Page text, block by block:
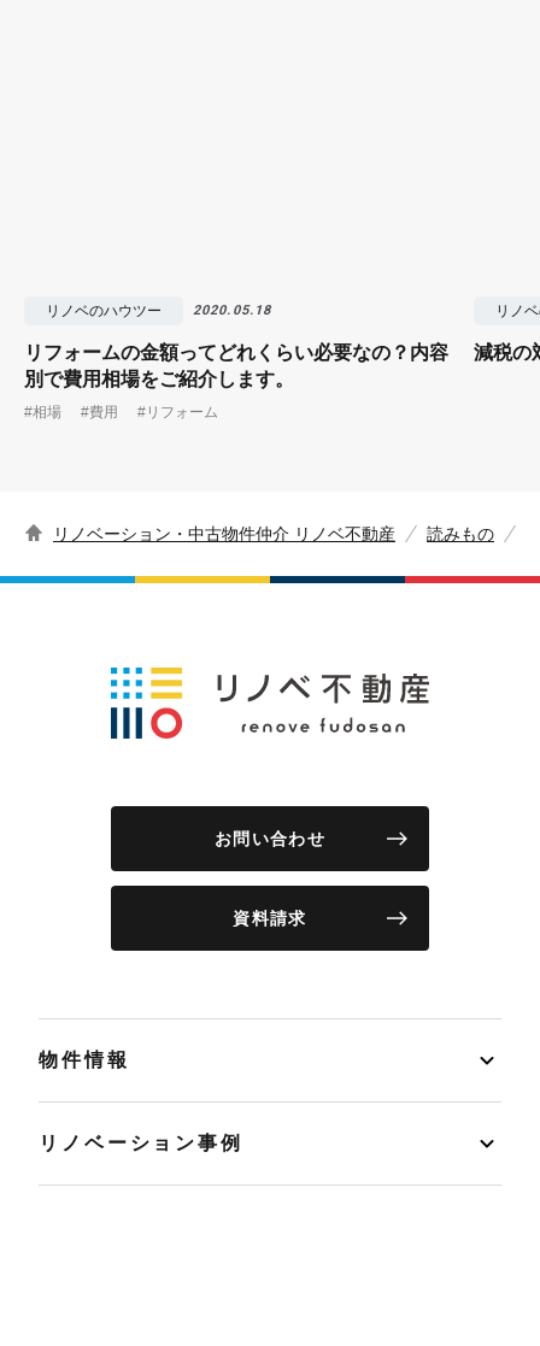
リノベのハウツー 2020.05.18
リフォームの金額ってどれくらい必要なの？内容
別で費用相場をご紹介します。
#相場 #費用 #リフォーム
リノ
減税の
リノベーション・中古物件仲介 リノベ不動産 読みもの
お問い合わせ
資料請求
物件情報
リノベーション事例